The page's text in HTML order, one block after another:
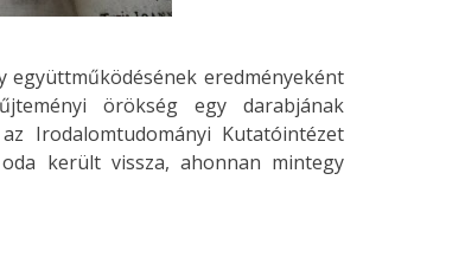
eredményeként
örökség egy darabjának
Irodalomtudományi Kutatóintézet
került vissza, ahonnan mintegy